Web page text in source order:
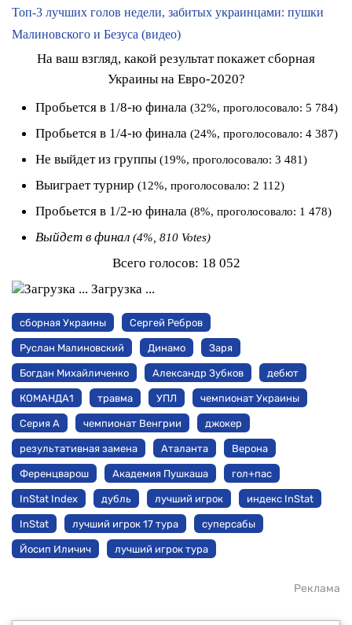
Топ-3 лучших голов недели, забитых украинцами: пушки
Малиновского и Безуса (видео)
На ваш взгляд, какой результат покажет сборная
Украины на Евро-2020?
Пробьется в 1/8-ю финала (32%, проголосовало: 5 784)
Пробьется в 1/4-ю финала (24%, проголосовало: 4 387)
Не выйдет из группы (19%, проголосовало: 3 481)
Выиграет турнир (12%, проголосовало: 2 112)
Пробьется в 1/2-ю финала (8%, проголосовало: 1 478)
Выйдет в финал (4%, 810 Votes)
Всего голосов: 18 052
Загрузка ...
сборная Украины Сергей Ребров
Руслан Малиновский Динамо Заря
Богдан Михайличенко Александр Зубков дебют
КОМАНДА1 травма УПЛ чемпионат Украины
Серия А чемпионат Венгрии джокер
результативная замена Аталанта Верона
Ференцварош Академия Пушкаша гол+пас
InStat Index дубль лучший игрок индекс InStat
InStat лучший игрок 17 тура суперсабы
Йосип Иличич лучший игрок тура
Реклама